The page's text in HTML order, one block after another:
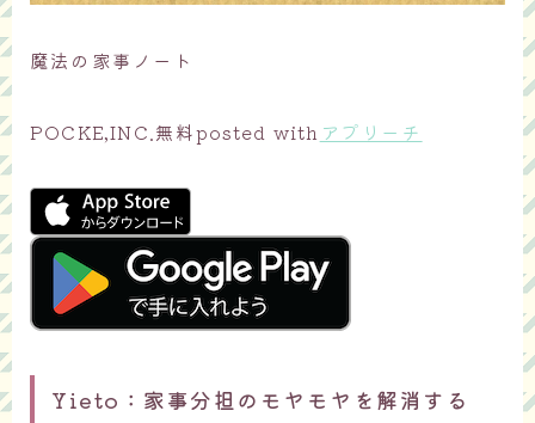
魔法の家事ノート
POCKE,INC. 無料posted with アプリーチ
Yieto：家事分担のモヤモヤを解消する